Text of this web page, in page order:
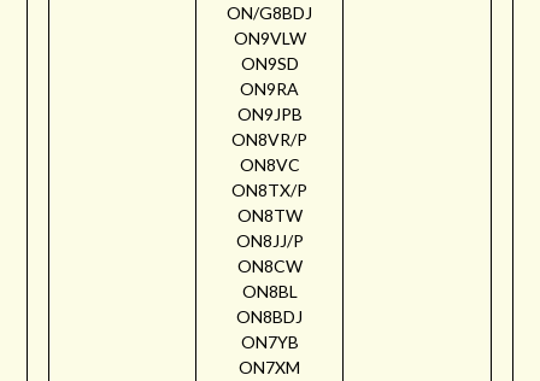
ON/G8BDJ
ON9VLW
ON9SD
ON9RA
ON9JPB
ON8VR/P
ON8VC
ON8TX/P
ON8TW
ON8JJ/P
ON8CW
ON8BL
ON8BDJ
ON7YB
ON7XM